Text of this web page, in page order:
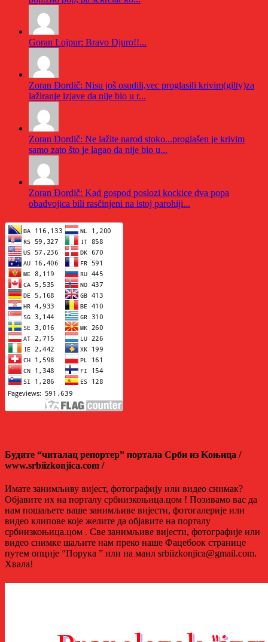
Goran Lojpur: Bravo Djuro!!...
Zoran Đordič: Nisu još osudili,vec proglasili krivim(gilty)za
lažiranje izjave da nije bio u r...
Zoran Đordič: Ne lažite narod stoko...proglašen je krivim
samo zato što je lagao da nije bio u...
Zoran Đordič: Kad gospod poslozi kockice dva popa
obadvojica bili rasčinjeni na istoj parohiji...
Будите “читалац репортер” портала Срби из Kоњица /
www.srbiizkonjica.com /
Имате занимљиву вијест, фотографију или видео снимак?
Објавите их на порталу србиизкоњица.цом ! Позивамо вас да
нам пошаљете ваше занимљиве вијести, фотогалерије или
видео клипове које желите да објавите на порталу
србиизкоњица.цом . Све занимљиве вијести, фотографије или
видео снимке шаљите нам преко наше Фацебоок странице
путем опције “Порука ” или на маил srbiizkonjica@gmail.com.
Хвала!